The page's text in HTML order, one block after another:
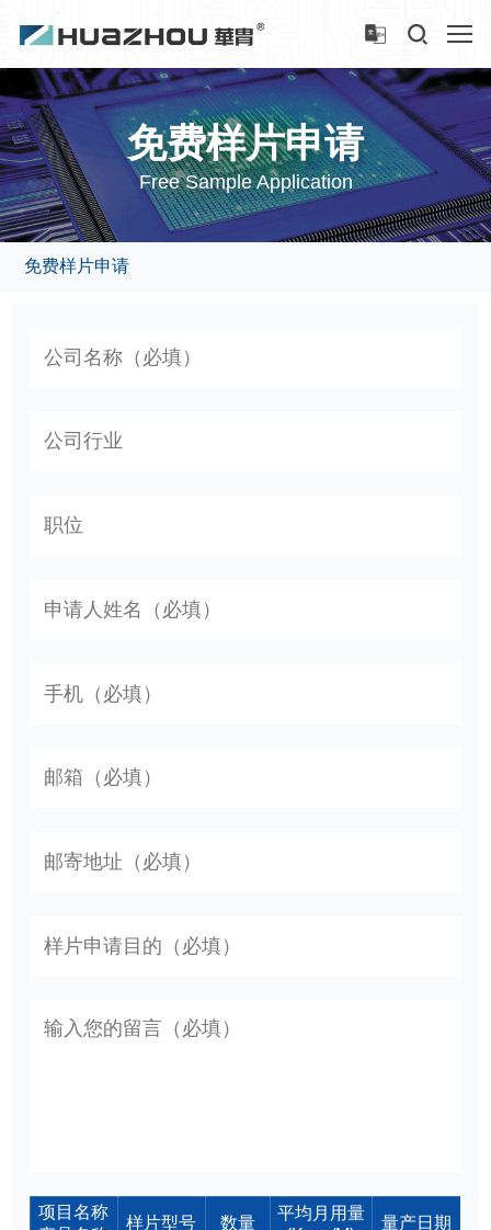
免费样片申请
Free Sample Application
免费样片申请
项目名称
样片型号 数量
平均月用量
量产日期